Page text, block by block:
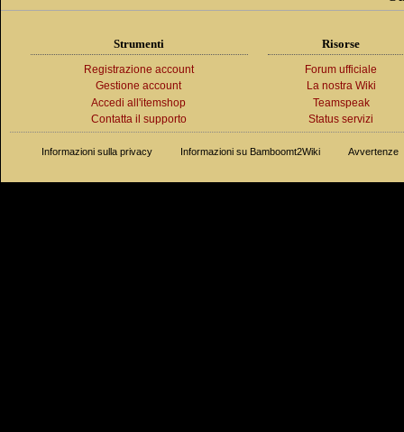
Strumenti
Registrazione account
Gestione account
Accedi all'itemshop
Contatta il supporto
Risorse
Forum ufficiale
La nostra Wiki
Teamspeak
Status servizi
Informazioni sulla privacy Informazioni su Bamboomt2Wiki Avvertenze